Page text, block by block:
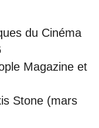
du Cinéma
Magazine et
Stone (mars